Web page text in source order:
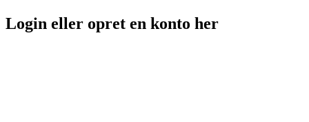
Login eller opret en konto her